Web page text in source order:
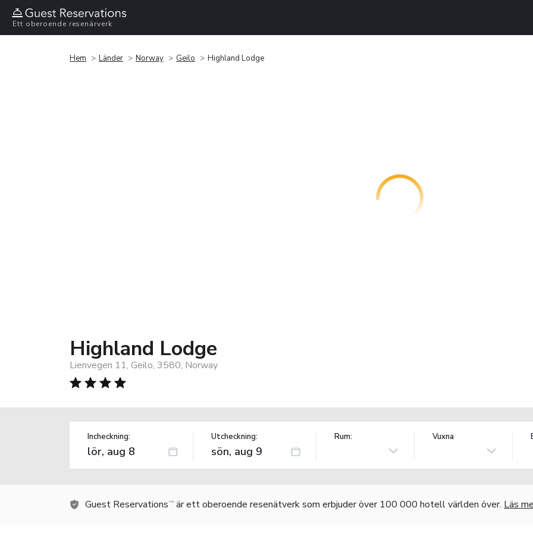
Ett oberoende resenärverk
Hem Länder Norway Geilo Highland Lodge
Highland Lodge
Lienvegen 11, Geilo, 3580, Norway
Incheckning: Utcheckning: Rum: Vuxna
Guest Reservations TM är ett oberoende resenätverk som erbjuder över 100 000 hotell världen över. Läs